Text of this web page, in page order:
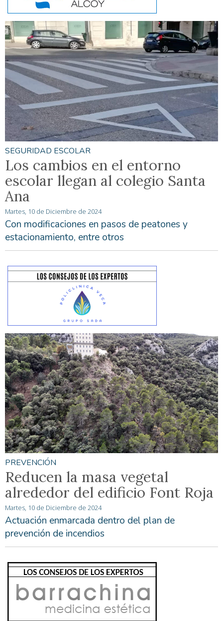
SEGURIDAD ESCOLAR
Los cambios en el entorno
escolar llegan al colegio Santa
Ana
Martes, 10 de Diciembre de 2024
Con modificaciones en pasos de peatones y
estacionamiento, entre otros
PREVENCIÓN
Reducen la masa vegetal
alrededor del edificio Font Roja
Martes, 10 de Diciembre de 2024
Actuación enmarcada dentro del plan de
prevención de incendios